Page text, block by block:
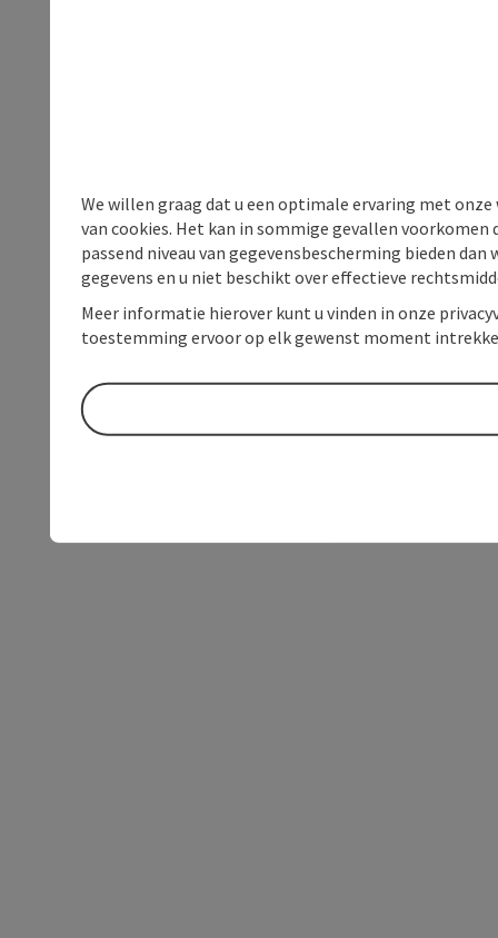
We willen graag dat u een optimale ervaring met
van cookies. Het kan in sommige gevallen voorkomen
passend niveau van gegevensbescherming bieden
gegevens en u niet beschikt over effectieve
Meer informatie hierover kunt u vinden in onze
toestemming ervoor op elk gewenst moment